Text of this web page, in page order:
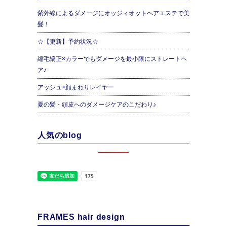
紫外線によるダメージにオッジィオットヘアエステで美
髪！
☆【更新】予約状況☆
縮毛矯正×カラーでもダメージを最小限にストレートヘ
ア♪
アッシュ×顔まわりレイヤー
夏の髪・頭皮へのダメージケアのこだわり♪
人気のblog
FRAMES hair design